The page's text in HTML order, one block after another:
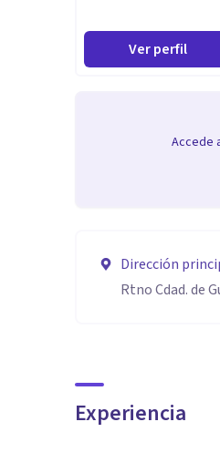
Ver perfil
Accede
Dirección
Rtno Cdad. de
Experiencia